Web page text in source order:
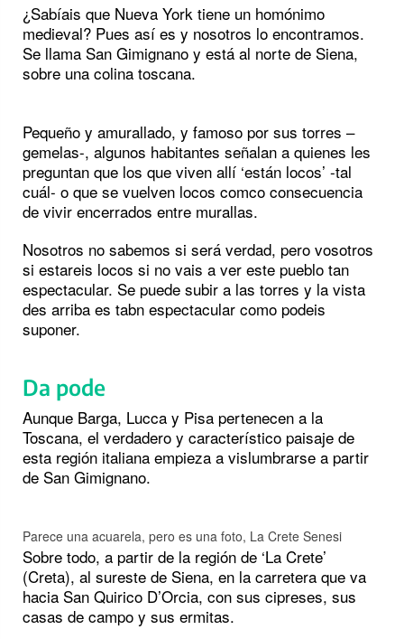
¿Sabíais que Nueva York tiene un homónimo
medieval? Pues así es y nosotros lo encontramos.
Se llama San Gimignano y está al norte de Siena,
sobre una colina toscana.
Pequeño y amurallado, y famoso por sus torres –
gemelas-, algunos habitantes señalan a quienes les
preguntan que los que viven allí ‘están locos’ -tal
cuál- o que se vuelven locos comco consecuencia
de vivir encerrados entre murallas.
Nosotros no sabemos si será verdad, pero vosotros
si estareis locos si no vais a ver este pueblo tan
espectacular. Se puede subir a las torres y la vista
des arriba es tabn espectacular como podeis
suponer.
Da pode
Aunque Barga, Lucca y Pisa pertenecen a la
Toscana, el verdadero y característico paisaje de
esta región italiana empieza a vislumbrarse a partir
de San Gimignano.
Parece una acuarela, pero es una foto, La Crete Senesi
Sobre todo, a partir de la región de ‘La Crete’
(Creta), al sureste de Siena, en la carretera que va
hacia San Quirico D’Orcia, con sus cipreses, sus
casas de campo y sus ermitas.